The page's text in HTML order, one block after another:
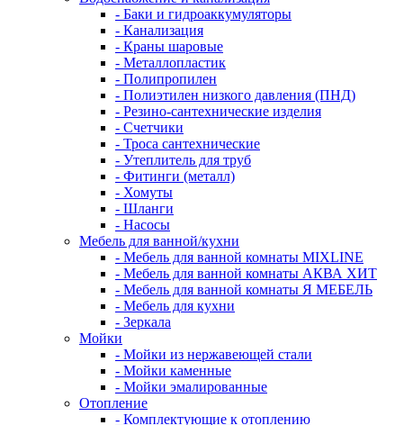
- Баки и гидроаккумуляторы
- Канализация
- Краны шаровые
- Металлопластик
- Полипропилен
- Полиэтилен низкого давления (ПНД)
- Резино-сантехнические изделия
- Счетчики
- Троса сантехнические
- Утеплитель для труб
- Фитинги (металл)
- Хомуты
- Шланги
- Насосы
Мебель для ванной/кухни
- Мебель для ванной комнаты MIXLINE
- Мебель для ванной комнаты АКВА ХИТ
- Мебель для ванной комнаты Я МЕБЕЛЬ
- Мебель для кухни
- Зеркала
Мойки
- Мойки из нержавеющей стали
- Мойки каменные
- Мойки эмалированные
Отопление
- Комплектующие к отоплению